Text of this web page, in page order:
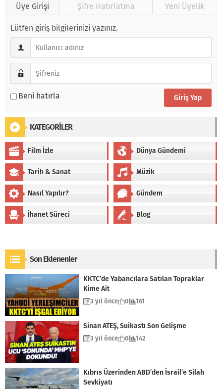
Üye Girişi
Şifre Hatırlatma Yeni Üyelik
Lütfen giriş bilgilerinizi yazınız.
Beni hatırla
KATEGORİLER
Film İzle Dünya Gündemi
Tarih & Sanat Müzik
Nasıl Yapılır? Gündem
İhanet Süreci Blog
Son Eklenenler
KKTC’de Yabancılara Satılan Topraklar
Kime Ait
3 yıl önce 0 161
Sinan ATEŞ, Suikastı Son Gelişme
3 yıl önce 0 142
Kıbrıs Üzerinden ABD’den İsrail’e Silah
Sevkiyatı